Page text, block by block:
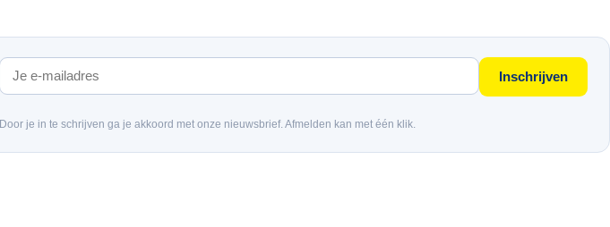
Inschrijven
Door je in te schrijven ga je akkoord met onze nieuwsbrief. Afmelden kan met één klik.